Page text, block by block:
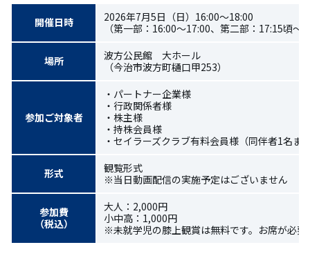
開催日時
2026年7月5日（日）16:00～18:00
（第一部：16:00～17:00、第二部：17:15頃～
場所
波方公民館 大ホール
（今治市波方町樋口甲253）
参加ご対象者
・パートナー企業様
・行政関係者様
・株主様
・持株会員様
・セイラーズクラブ有料会員様（同伴者1名ま
形式
観覧形式
※当日動画配信の実施予定はございません
参加費
（税込）
大人：2,000円
小中高：1,000円
※未就学児の膝上観賞は無料です。お席が必